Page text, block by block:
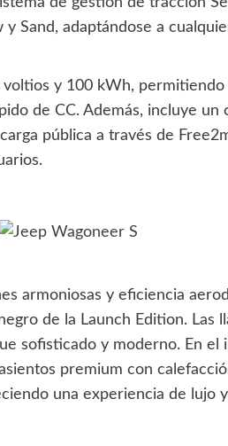
Sand, adaptándose a
y 100 kWh, permitiendo
de CC. Además, incluye un
pública a través de
armoniosas y eficiencia
de la Launch Edition. Las
sofisticado y moderno. En el
premium con
una experiencia de lujo